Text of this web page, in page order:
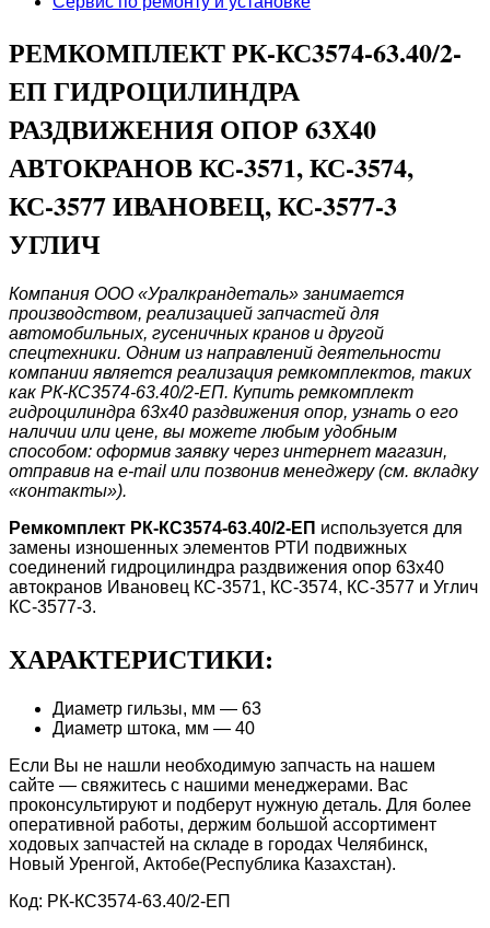
РЕМКОМПЛЕКТ РК-КС3574-63.40/2-
ЕП ГИДРОЦИЛИНДРА
РАЗДВИЖЕНИЯ ОПОР 63Х40
АВТОКРАНОВ КС-3571, КС-3574,
КС-3577 ИВАНОВЕЦ, КС-3577-3
УГЛИЧ
Компания ООО «Уралкрандеталь» занимается
производством, реализацией запчастей для
автомобильных, гусеничных кранов и другой
спецтехники. Одним из направлений деятельности
компании является реализация ремкомплектов, таких
как РК-КС3574-63.40/2-ЕП. Купить ремкомплект
гидроцилиндра 63х40 раздвижения опор, узнать о его
наличии или цене, вы можете любым удобным
способом: оформив заявку через интернет магазин,
отправив на e-mail или позвонив менеджеру (см. вкладку
«контакты»).
Ремкомплект РК-КС3574-63.40/2-ЕП используется для
замены изношенных элементов РТИ подвижных
соединений гидроцилиндра раздвижения опор 63х40
автокранов Ивановец КС-3571, КС-3574, КС-3577 и Углич
КС-3577-3.
ХАРАКТЕРИСТИКИ:
Диаметр гильзы, мм — 63
Диаметр штока, мм — 40
Если Вы не нашли необходимую запчасть на нашем
сайте — свяжитесь с нашими менеджерами. Вас
проконсультируют и подберут нужную деталь. Для более
оперативной работы, держим большой ассортимент
ходовых запчастей на складе в городах Челябинск,
Новый Уренгой, Актобе(Республика Казахстан).
Код: РК-КС3574-63.40/2-ЕП